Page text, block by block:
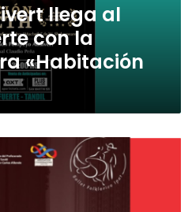
llega al
con la
«Habitación